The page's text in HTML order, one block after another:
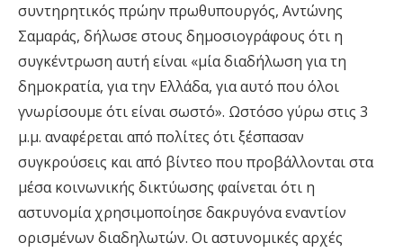
συντηρητικός πρώην πρωθυπουργός, Αντώνης
Σαμαράς, δήλωσε στους δημοσιογράφους ότι η
συγκέντρωση αυτή είναι «μία διαδήλωση για τη
δημοκρατία, για την Ελλάδα, για αυτό που όλοι
γνωρίσουμε ότι είναι σωστό». Ωστόσο γύρω στις 3
μ.μ. αναφέρεται από πολίτες ότι ξέσπασαν
συγκρούσεις και από βίντεο που προβάλλονται στα
μέσα κοινωνικής δικτύωσης φαίνεται ότι η
αστυνομία χρησιμοποίησε δακρυγόνα εναντίον
ορισμένων διαδηλωτών. Οι αστυνομικές αρχές